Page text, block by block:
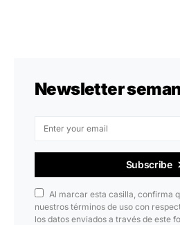
Newsletter
Subscribe
Al marcar esta casilla, confirma
nuestros términos de uso con
los datos enviados a través de este